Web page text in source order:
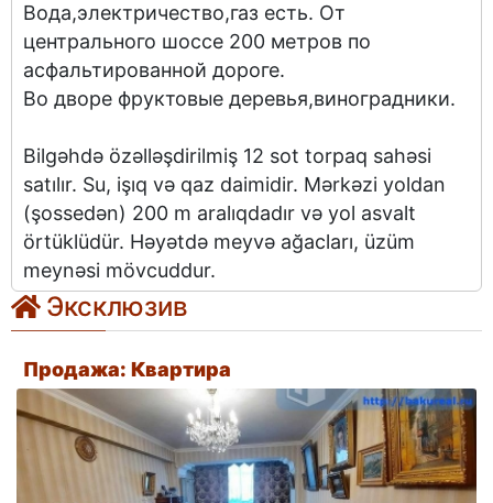
Вода,электричество,газ есть. От
центрального шоссе 200 метров по
асфальтированной дороге.
Во дворе фруктовые деревья,виноградники.
Bilgəhdə özəlləşdirilmiş 12 sot torpaq sahəsi
satılır. Su, işıq və qaz daimidir. Mərkəzi yoldan
(şossedən) 200 m aralıqdadır və yol asvalt
örtüklüdür. Həyətdə meyvə ağacları, üzüm
meynəsi mövcuddur.
Эксклюзив
Продажа: Квартира